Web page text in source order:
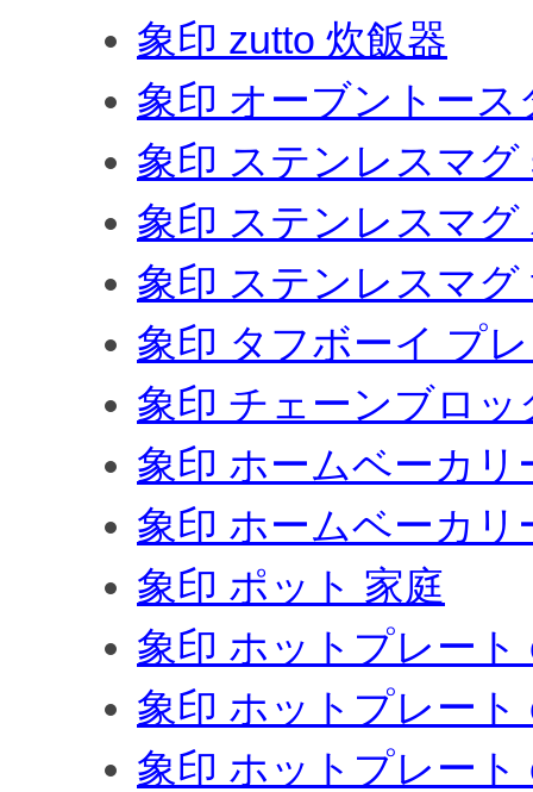
象印 zutto 炊飯器
象印 オーブントー
象印 ステンレスマグ
象印 ステンレスマグ
象印 ステンレスマグ
象印 タフボーイ プ
象印 チェーンブロッ
象印 ホームベーカリ
象印 ホームベーカリ
象印 ポット 家庭
象印 ホットプレート
象印 ホットプレート
象印 ホットプレート